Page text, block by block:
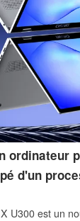
ordinateur
d'un
U300 est un